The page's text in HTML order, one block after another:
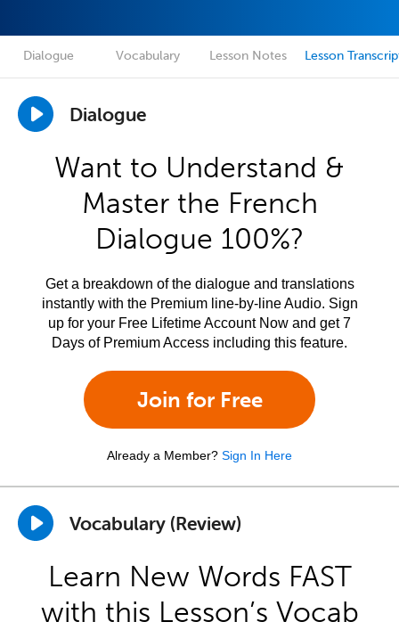
Dialogue Vocabulary Lesson Notes Lesson
Dialogue
Want to Understand &
Master the French
Dialogue 100%?
Get a breakdown of the dialogue and translations
instantly with the Premium line-by-line Audio. Sign
up for your Free Lifetime Account Now and get 7
Days of Premium Access including this feature.
Join for Free
Already a Member? Sign In Here
Vocabulary (Review)
Learn New Words FAST
with this Lesson’s Vocab